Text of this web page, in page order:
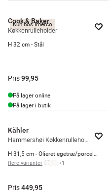
Kun hos Imerco
Cook & Baker
Køkkenrulleholder
H 32 cm - Stål
Pris99,95
På lager online
På lager i butik
Kähler
Hammershøi Køkkenrulleholder
flere varianter +1
Pris449,95